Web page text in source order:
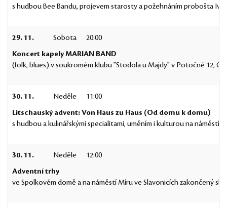
s hudbou Bee Bandu, projevem starosty a požehnáním probošta
29. 11. Sobota
20:00
Koncert kapely MARIAN BAND
(folk, blues) v soukromém klubu "Stodola u Majdy" v Potočné 12,
30. 11. Neděle
11:00
Litschauský advent: Von Haus zu Haus (Od domu k domu)
s hudbou a kulinářskými specialitami, uměním i kulturou na náměstí
30. 11. Neděle
12:00
Adventní trhy
ve Spolkovém domě a na náměstí Míru ve Slavonicích zakončený